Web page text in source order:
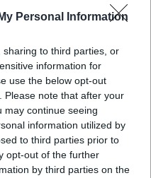
Personal Information
to third parties, or
information for
use the below opt-out
Please note that after your
may continue seeing
information utilized by
to third parties prior to
opt-out of the further
by third parties on the
anni di